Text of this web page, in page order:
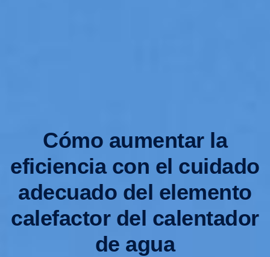
Cómo aumentar la
eficiencia con el cuidado
adecuado del elemento
calefactor del calentador
de agua